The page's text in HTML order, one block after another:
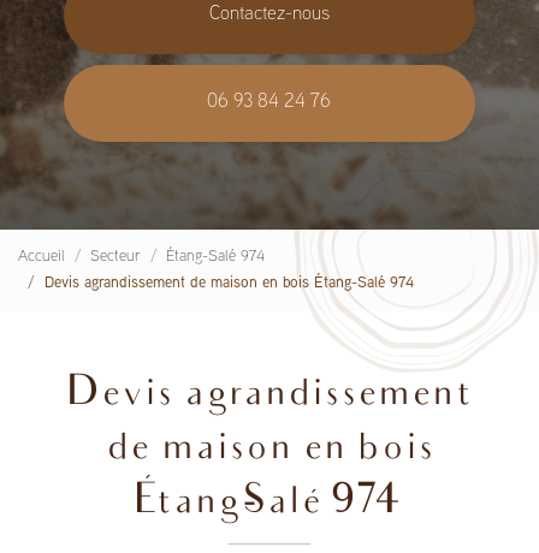
Contactez-nous
06 93 84 24 76
Accueil Secteur
Étang-Salé 974
Devis agrandissement de maison en bois Étang-Salé 974
Devis agrandissement
de maison en bois
Étang-Salé 974